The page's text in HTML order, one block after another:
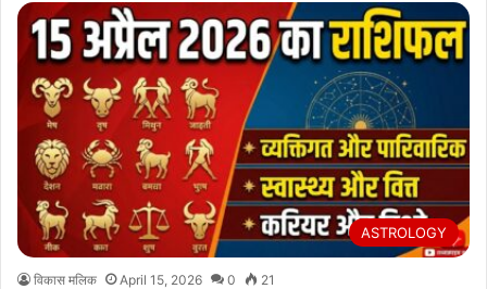
ASTROLOGY
विकास मलिक April 15, 2026 0 21